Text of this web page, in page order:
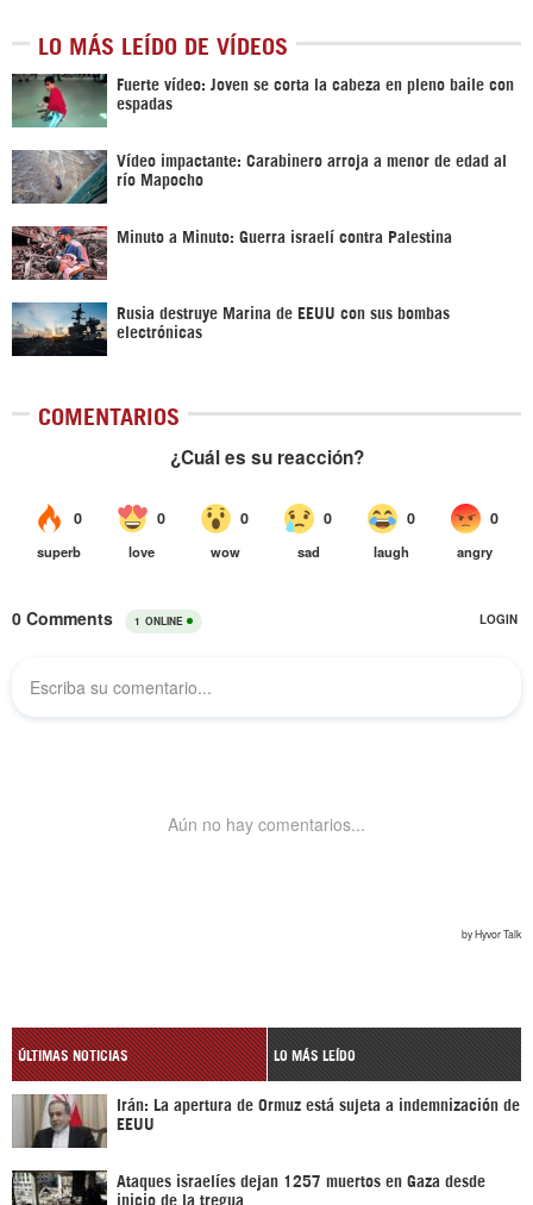
LO MÁS LEÍDO DE VÍDEOS
Fuerte vídeo: Joven se corta la cabeza en pleno baile con
espadas
Vídeo impactante: Carabinero arroja a menor de edad al
río Mapocho
Minuto a Minuto: Guerra israelí contra Palestina
Rusia destruye Marina de EEUU con sus bombas
electrónicas
COMENTARIOS
ÚLTIMAS NOTICIAS LO MÁS LEÍDO
Irán: La apertura de Ormuz está sujeta a indemnización de
EEUU
Ataques israelíes dejan 1257 muertos en Gaza desde
inicio de la tregua